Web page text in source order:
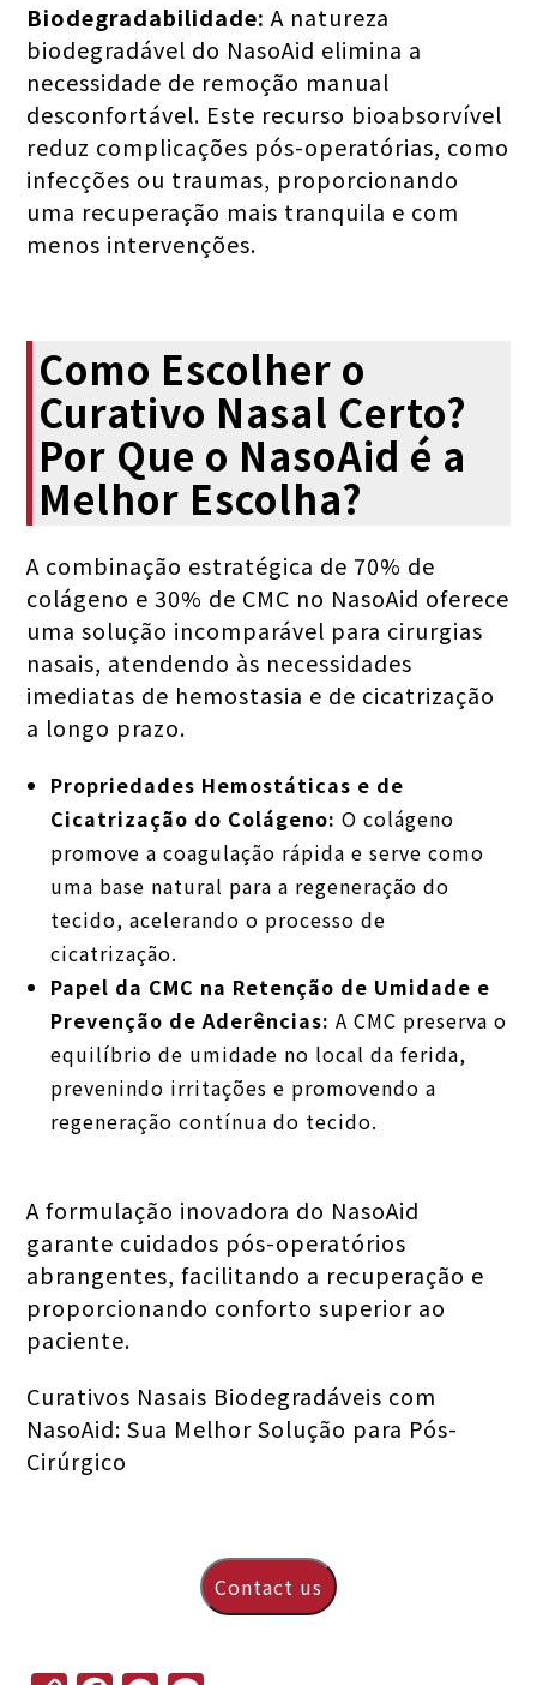
Biodegradabilidade: A natureza
biodegradável do NasoAid elimina a
necessidade de remoção manual
desconfortável. Este recurso bioabsorvível
reduz complicações pós-operatórias, como
infecções ou traumas, proporcionando
uma recuperação mais tranquila e com
menos intervenções.
Como Escolher o
Curativo Nasal Certo?
Por Que o NasoAid é a
Melhor Escolha?
A combinação estratégica de 70% de
colágeno e 30% de CMC no NasoAid oferece
uma solução incomparável para cirurgias
nasais, atendendo às necessidades
imediatas de hemostasia e de cicatrização
a longo prazo.
Propriedades Hemostáticas e de
Cicatrização do Colágeno: O colágeno
promove a coagulação rápida e serve como
uma base natural para a regeneração do
tecido, acelerando o processo de
cicatrização.
Papel da CMC na Retenção de Umidade e
Prevenção de Aderências: A CMC preserva o
equilíbrio de umidade no local da ferida,
prevenindo irritações e promovendo a
regeneração contínua do tecido.
A formulação inovadora do NasoAid
garante cuidados pós-operatórios
abrangentes, facilitando a recuperação e
proporcionando conforto superior ao
paciente.
Curativos Nasais Biodegradáveis com
NasoAid: Sua Melhor Solução para Pós-
Cirúrgico
Contact us